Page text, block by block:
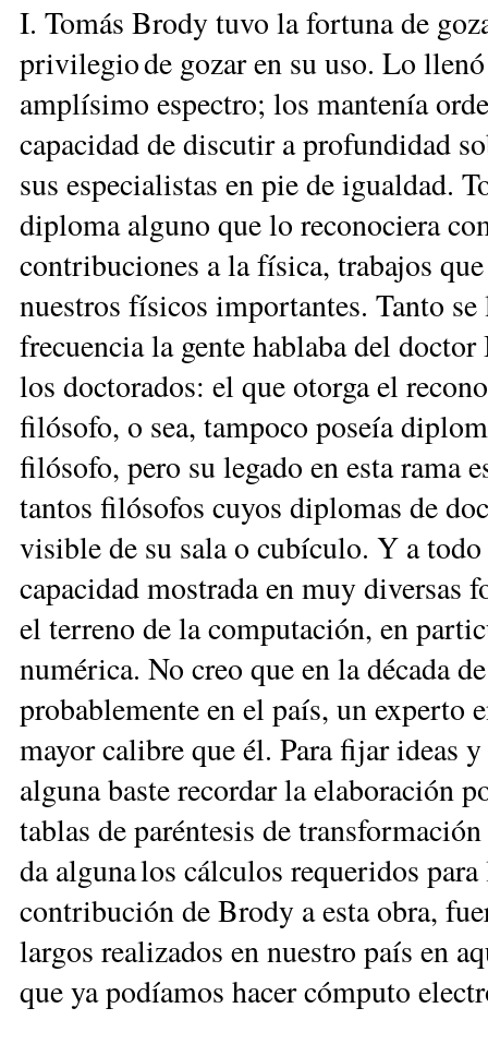
I. Tomás Brody tuvo la fortuna de
privilegio de gozar en su uso. Lo
amplísimo espectro; los mantenía
capacidad de discutir a profundidad
sus especialistas en pie de igualdad.
diploma alguno que lo reconociera
contribuciones a la física, trabajos
nuestros físicos importantes. Tanto
frecuencia la gente hablaba del
los doctorados: el que otorga el
filósofo, o sea, tampoco poseía
filósofo, pero su legado en esta rama
tantos filósofos cuyos diplomas de
visible de su sala o cubícu­lo. Y a
capacidad mostrada en muy diversas
el terreno de la computación, en
numérica. No creo que en la década
probablemente en el país, un experto
mayor calibre que él. Para fijar ideas
alguna baste recordar la elaboración
tablas de paréntesis de
da alguna los cálculos requeridos
con­tribución de Brody a esta obra,
largos realizados en nuestro país en
que ya podíamos hacer cómputo